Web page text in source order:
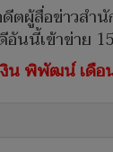
ผู้สื่อข่าวสำนั
นนี้เข้าข่าย
งิน พิพัฒน์ เ